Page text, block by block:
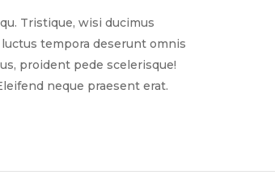
Tristique, wisi ducimus
tempora deserunt omnis
proident pede scelerisque!
neque praesent erat.